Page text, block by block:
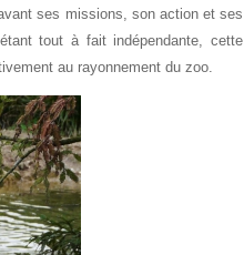
ses missions, son action et ses
tout à fait indépendante, cette
au rayonnement du zoo.